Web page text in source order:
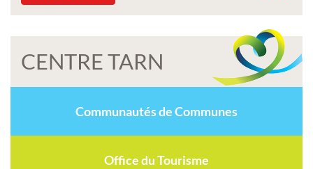
CENTRE TARN
Communautés de Communes
Office du Tourisme